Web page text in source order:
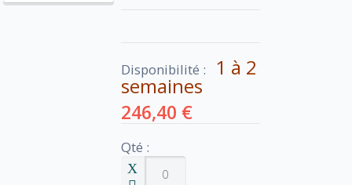
Disponibilité : 1 à 2
semaines
246,40 €
Qté :